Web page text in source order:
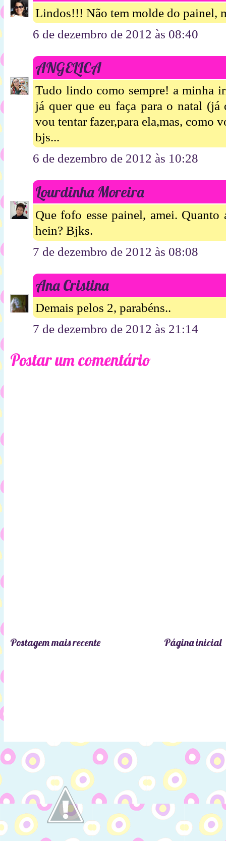
Lindos!!! Não tem molde do painel,
6 de dezembro de 2012 às 08:40
ANGELICA
Tudo lindo como sempre! a minha
já quer que eu faça para o natal (já
vou tentar fazer,para ela,mas, como
bjs...
6 de dezembro de 2012 às 10:28
Lourdinha Moreira
Que fofo esse painel, amei. Quanto
hein? Bjks.
7 de dezembro de 2012 às 08:08
Ana Cristina
Demais pelos 2, parabéns..
7 de dezembro de 2012 às 21:14
Postar um comentário
Postagem mais recente Página inicial